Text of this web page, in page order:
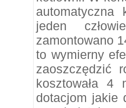
automatyczna
jeden
zamontowano
to wymierny
zaoszczędzić
kosztowała 4
dotacjom jakie